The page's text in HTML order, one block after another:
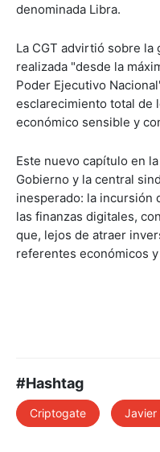
denominada Libra.
La CGT advirtió sobre la
realizada "desde la
Poder Ejecutivo
esclarecimiento total de
económico sensible y
Este nuevo capítulo en
Gobierno y la central
inesperado: la incursión
las finanzas digitales,
que, lejos de atraer
referentes económicos
#Hashtag
Criptogate Javier